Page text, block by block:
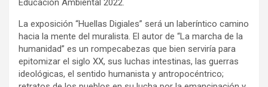
Educación Ambiental 2022.
La exposición “Huellas Digiales” será un laberíntico camino
hacia la mente del muralista. El autor de “La marcha de la
humanidad” es un rompecabezas que bien serviría para
epitomizar el siglo XX, sus luchas intestinas, las guerras
ideológicas, el sentido humanista y antropocéntrico;